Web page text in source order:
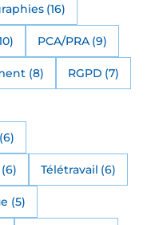
(16)
PCA/PRA (9)
(8) RGPD (7)
(6)
(6) Télétravail (6)
(5)